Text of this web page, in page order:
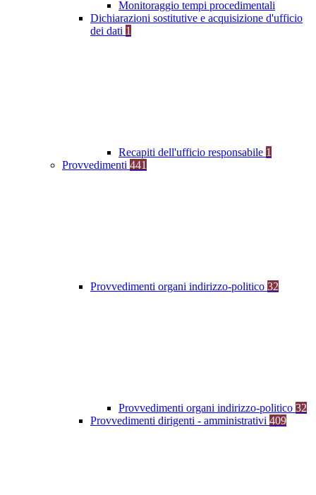
Monitoraggio tempi procedimentali
Dichiarazioni sostitutive e acquisizione d'ufficio
dei dati 1
Recapiti dell'ufficio responsabile 1
Provvedimenti 441
Provvedimenti organi indirizzo-politico 32
Provvedimenti organi indirizzo-politico 32
Provvedimenti dirigenti - amministrativi 409